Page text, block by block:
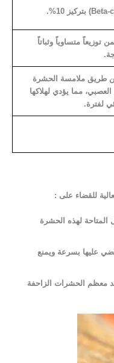
Beta-) بتركيز 10%.
توزيعاً متساوياً وثباتاً
طريق ملامسة الحشرة
مما يؤدي لهلاكها
لفترة.
للقضاء على :
المتاحة لهذه الحشرة
عليها بسرعة ويمنع
معظم الحشرات الزاحفة